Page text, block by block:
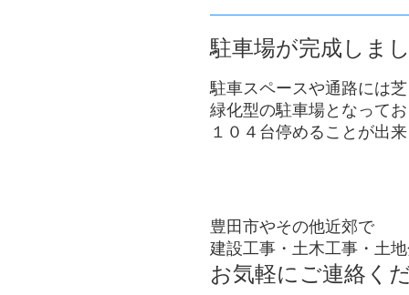
駐車場が完成しま
駐車スペースや通路には
緑化型の駐車場となって
１０４台停めることが出
豊田市やその他近郊で
建設工事・土木工事・土
お気軽にご連絡く